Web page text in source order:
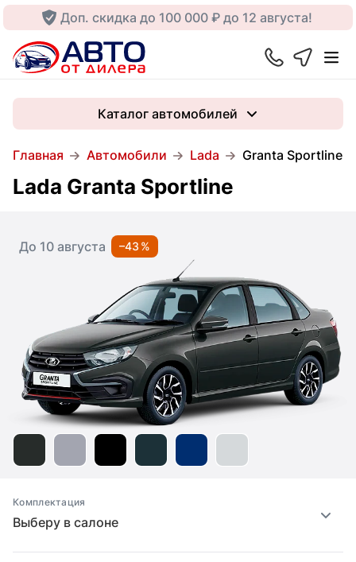
Доп. скидка до 100 000 ₽ до 12 августа!
Главная Автомобили Lada Granta Sportline
Каталог автомобилей
Lada Granta Sportline
До 10 августа –43 %
Выберу в салоне
Комплектация